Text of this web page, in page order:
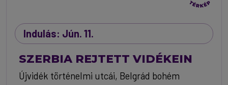
Indulás: Jún. 11.
SZERBIA REJTETT VIDÉKEIN
Újvidék történelmi utcái, Belgrád bohém